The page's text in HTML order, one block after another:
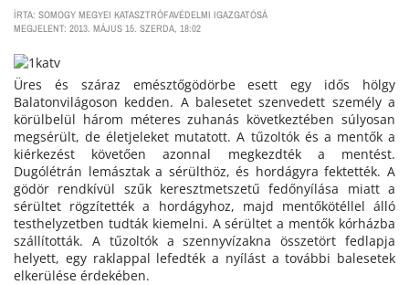
ÍRTA: SOMOGY MEGYEI KATASZTRÓFAVÉDELMI IGAZGATÓSÁ
MEGJELENT: 2013. MÁJUS 15. SZERDA, 18:02
Üres és száraz emésztőgödörbe esett egy idős hölgy
Balatonvilágoson kedden. A balesetet szenvedett személy a
körülbelül három méteres zuhanás következtében súlyosan
megsérült, de életjeleket mutatott. A tűzoltók és a mentők a
kiérkezést követően azonnal megkezdték a mentést.
Dugólétrán lemásztak a sérülthöz, és hordágyra fektették. A
gödör rendkívül szűk keresztmetszetű fedőnyílása miatt a
sérültet rögzítették a hordágyhoz, majd mentőkötéllel álló
testhelyzetben tudták kiemelni. A sérültet a mentők kórházba
szállították. A tűzoltók a szennyvízakna összetört fedlapja
helyett, egy raklappal lefedték a nyílást a további balesetek
elkerülése érdekében.